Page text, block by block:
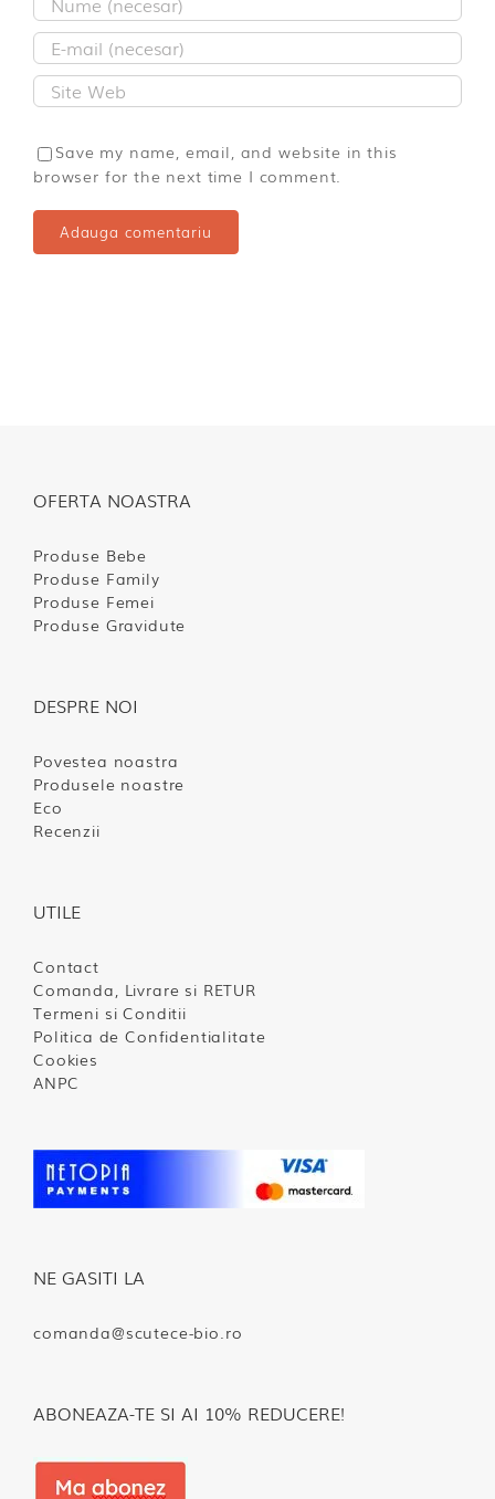
Save my name, email, and website in this
browser for the next time I comment.
OFERTA NOASTRA
Produse Bebe
Produse Family
Produse Femei
Produse Gravidute
DESPRE NOI
Povestea noastra
Produsele noastre
Eco
Recenzii
UTILE
Contact
Comanda, Livrare si RETUR
Termeni si Conditii
Politica de Confidentialitate
Cookies
ANPC
NE GASITI LA
comanda@scutece-bio.ro
ABONEAZA-TE SI AI 10% REDUCERE!